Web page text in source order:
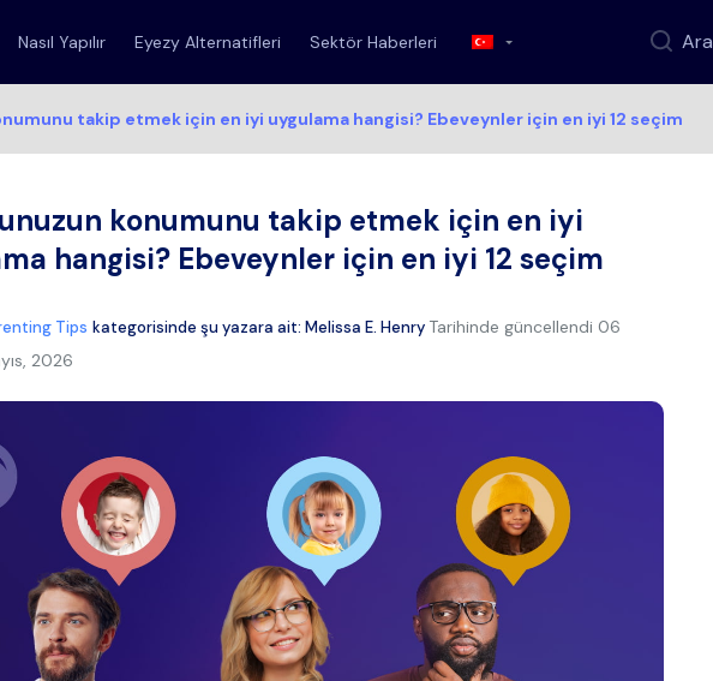
Nasıl Yapılır Eyezy Alternatifleri Sektör Haberleri Ara
takip etmek için en iyi uygulama hangisi? Ebeveynler için en iyi 12 seçim
konumunu takip etmek için en iyi
hangisi? Ebeveynler için en iyi 12 seçim
Tips kategorisinde şu yazara ait: Melissa E. Henry Tarihinde güncellendi 06
2026